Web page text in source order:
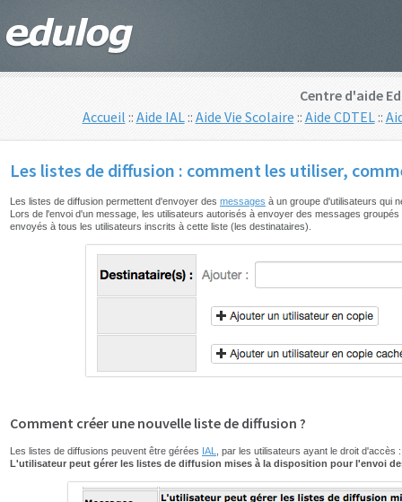
Centre d'aide
Accueil :: Aide IAL:: Aide Vie Scolaire :: Aide CDTEL::
Les listes de diffusion : comment les utiliser,
Les listes de diffusion permettent d'envoyer des messages à un groupe d'utilisateurs qui
Lors de l'envoi d'un message, les utilisateurs autorisés à envoyer des messages
envoyés à tous les utilisateurs inscrits à cette liste (les destinataires).
Comment créer une nouvelle liste de diffusion ?
Les listes de diffusions peuvent être gérées IAL
, par les utilisateurs ayant le droit d'accès :
L'utilisateur peut gérer les listes de diffusion mises à la disposition pour l'envoi